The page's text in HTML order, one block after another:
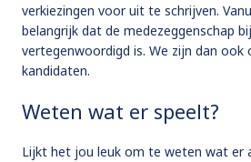
verkiezingen voor uit te schrijven.
belangrijk dat de medezeggenschap
vertegenwoordigd is. We zijn dan ook
kandidaten.
Weten wat er speelt?
Lijkt het jou leuk om te weten wat er